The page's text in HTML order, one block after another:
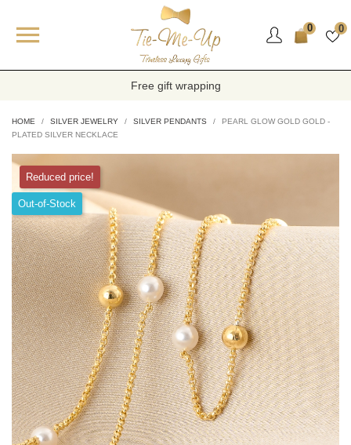
 0 0
Free gift wrapping
HOME SILVER JEWELRY SILVER PENDANTS
PEARL GLOW GOLD GOLD -
PLATED SILVER NECKLACE
Reduced price!
Out-of-Stock